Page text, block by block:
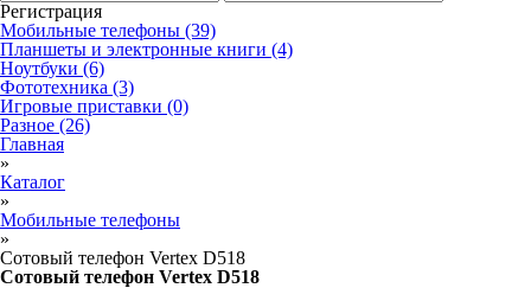
Регистрация
Мобильные телефоны (39)
Планшеты и электронные книги (4)
Ноутбуки (6)
Фототехника (3)
Игровые приставки (0)
Разное (26)
Главная
»
Каталог
»
Мобильные телефоны
»
Сотовый телефон Vertex D518
Сотовый телефон Vertex D518